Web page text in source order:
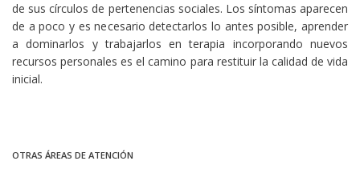
de sus círculos de pertenencias sociales. Los síntomas aparecen
de a poco y es necesario detectarlos lo antes posible, aprender
a dominarlos y trabajarlos en terapia incorporando nuevos
recursos personales es el camino para restituir la calidad de vida
inicial.
OTRAS ÁREAS DE ATENCIÓN